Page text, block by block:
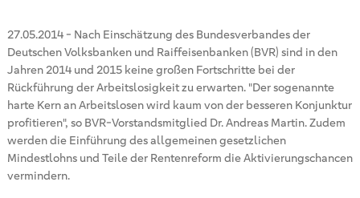
27.05.2014- Nach Einschätzung des Bundesverbandes der
Deutschen Volksbanken und Raiffeisenbanken (BVR) sind in den
Jahren 2014 und 2015 keine großen Fortschritte bei der
Rückführung der Arbeitslosigkeit zu erwarten. "Der sogenannte
harte Kern an Arbeitslosen wird kaum von der besseren Konjunktur
profitieren", so BVR-Vorstandsmitglied Dr. Andreas Martin. Zudem
werden die Einführung des allgemeinen gesetzlichen
Mindestlohns und Teile der Rentenreform die Aktivierungschancen
vermindern.